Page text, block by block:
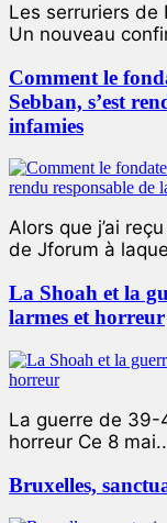
Les serruriers de
Un nouveau
Comment le
Sebban, s’est
infamies
Alors que j’ai
de Jforum à
La Shoah et la
larmes et horreur
La guerre de 39-
horreur Ce 8
Bruxelles,